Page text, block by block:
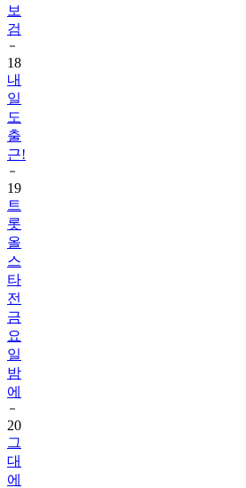
보
검
18
내
일
도
출
근!
19
트
롯
올
스
타
전
금
요
일
밤
에
20
그
대
에